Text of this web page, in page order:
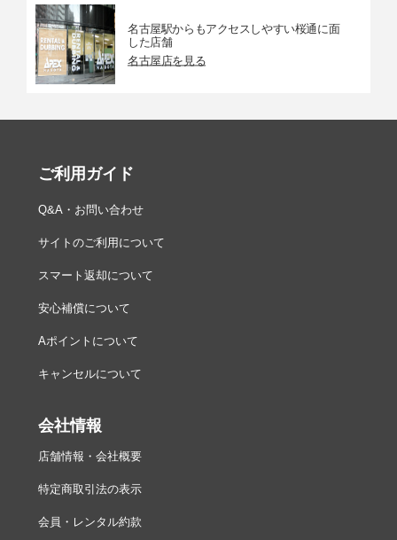
名古屋駅からもアクセスしやすい桜通に面
した店舗
名古屋店を見る
ご利用ガイド
Q&A・お問い合わせ
サイトのご利用について
スマート返却について
安心補償について
Aポイントについて
キャンセルについて
会社情報
店舗情報・会社概要
特定商取引法の表示
会員・レンタル約款